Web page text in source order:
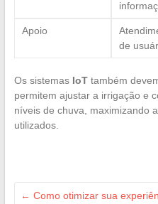
Apoio
de
Os sistemas IoTtambém
permitem ajustar a irrigação e
níveis de chuva, maximizando
utilizados.
← Como otimizar sua